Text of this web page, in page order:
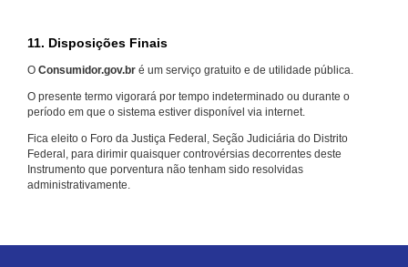
11. Disposições Finais
O Consumidor.gov.br é um serviço gratuito e de utilidade pública.
O presente termo vigorará por tempo indeterminado ou durante o
período em que o sistema estiver disponível via internet.
Fica eleito o Foro da Justiça Federal, Seção Judiciária do Distrito
Federal, para dirimir quaisquer controvérsias decorrentes deste
Instrumento que porventura não tenham sido resolvidas
administrativamente.